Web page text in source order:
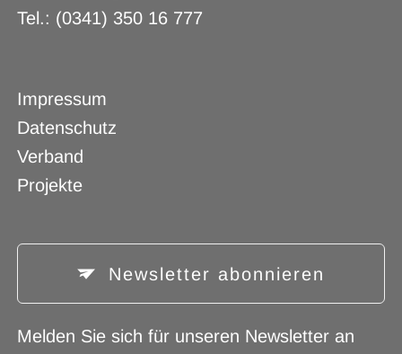
Tel.: (0341) 350 16 777
Navigation
überspringen
Impressum
Datenschutz
Verband
Projekte
Newsletter abonnieren
Melden Sie sich für unseren Newsletter an